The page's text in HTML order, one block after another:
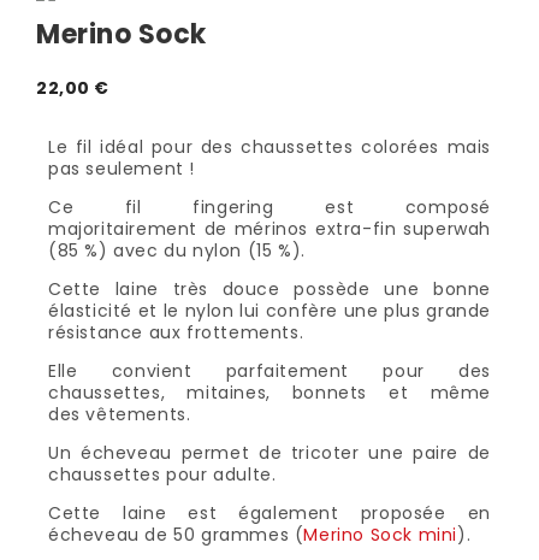
Merino Sock
22,00 €
Le fil idéal pour des chaussettes colorées mais
pas seulement !
Ce fil fingering est composé
majoritairement de mérinos extra-fin superwah
(85 %) avec du nylon (15 %).
Cette laine très douce possède une bonne
élasticité et le nylon lui confère une plus grande
résistance aux frottements.
Elle convient parfaitement pour des
chaussettes, mitaines, bonnets et même
des vêtements.
Un écheveau permet de tricoter une paire de
chaussettes pour adulte.
Cette laine est également proposée en
écheveau de 50 grammes (Merino Sock mini).